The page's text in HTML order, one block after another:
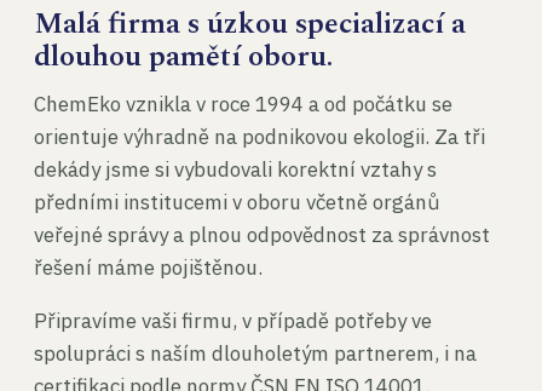
Malá firma s úzkou specializací a
dlouhou pamětí oboru.
ChemEko vznikla v roce 1994 a od počátku se
orientuje výhradně na podnikovou ekologii. Za tři
dekády jsme si vybudovali korektní vztahy s
předními institucemi v oboru včetně orgánů
veřejné správy a plnou odpovědnost za správnost
řešení máme pojištěnou.
Připravíme vaši firmu, v případě potřeby ve
spolupráci s naším dlouholetým partnerem, i na
certifikaci podle normy ČSN EN ISO 14001.